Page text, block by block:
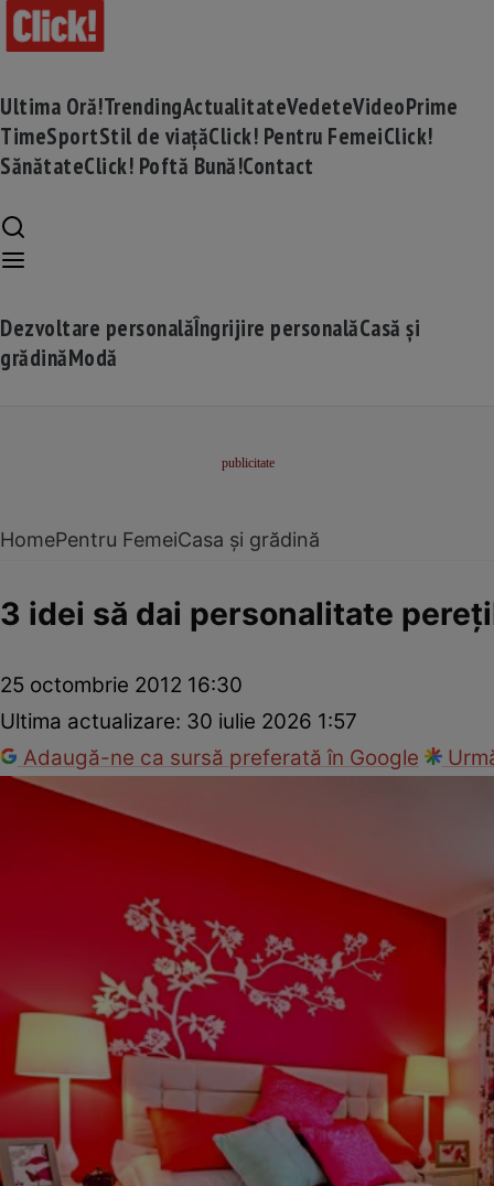
Ultima Oră!TrendingActualitateVedeteVideoPrime
TimeSportStil de viațăClick! Pentru FemeiClick!
SănătateClick! Poftă Bună!Contact
Dezvoltare personalăÎngrijire personalăCasă și
grădinăModă
HomePentru FemeiCasa și grădină
3 idei să dai personalitate
25 octombrie 2012 16:30
Ultima actualizare: 30 iulie 2026 1:57
Adaugă-ne ca sursă preferată în Google